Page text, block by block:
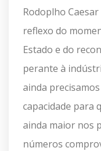
Rodoplho
reflexo do
Estado e do
perante à
ainda
capacidade para
ainda maior nos
números